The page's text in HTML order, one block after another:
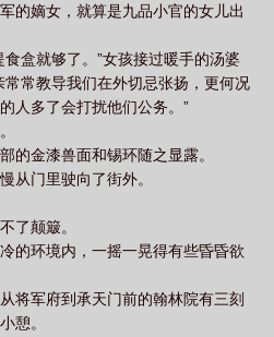
的嫡女，就算是九品小官的女儿出
盒就够了。”女孩接过暖手的汤婆
常教导我们在外切忌张扬，更何况
人多了会打扰他们公务。”
的金漆兽面和锡环随之显露。
从门里驶向了街外。
了颠簸。
的环境内，一摇一晃得有些昏昏欲
将军府到承天门前的翰林院有三刻
憩。